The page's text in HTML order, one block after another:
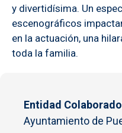
y divertidísima. Un
escenográficos
en la actuación, una
toda la familia.
Entidad
Ayuntamiento de